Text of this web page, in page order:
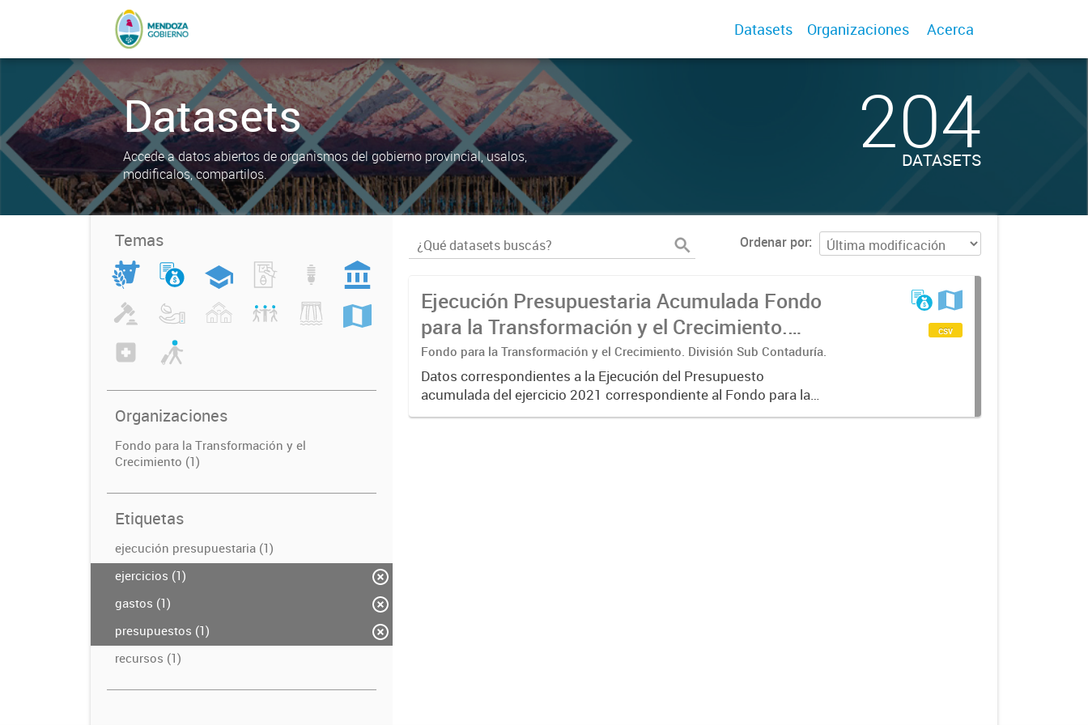
Datasets Organizaciones Acerca
Datasets
Accede a datos abiertos de organismos del gobierno provincial, usalos,
modificalos, compartilos.
204
DATASETS
Temas
Organizaciones
Fondo para la Transformación y el
Crecimiento (1)
Etiquetas
ejecución presupuestaria (1)
ejercicios (1)
gastos (1)
presupuestos (1)
recursos (1)
Ordenar por
Ejecución Presupuestaria Acumulada Fondo
para la Transformación y el Crecimiento.
Año 2021.
Fondo para la Transformación y el Crecimiento. División Sub Contaduría.
Datos correspondientes a la Ejecución del Presupuesto
acumulada del ejercicio 2021 correspondiente al Fondo para la
Transformación y el Crecimiento.
csv